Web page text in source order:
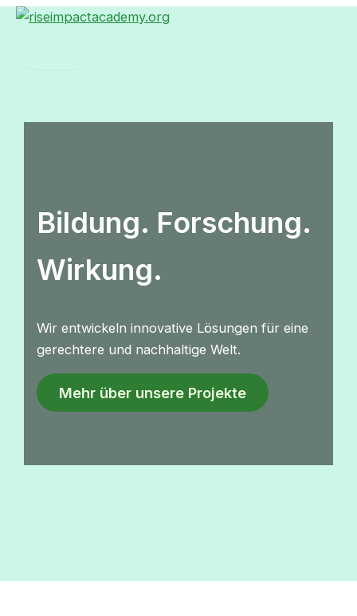
Zum
Bildung. Forschung.
Wirkung.
Wir entwickeln innovative Lösungen für eine
gerechtere und nachhaltige Welt.
Mehr über unsere Projekte